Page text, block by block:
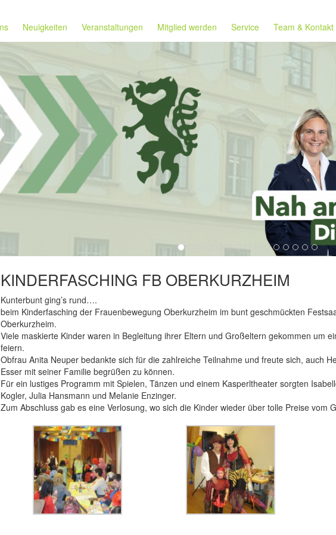
Neuigkeiten Veranstaltungen Mitglied werden Service Team & Kontakt
KINDERFASCHING FB OBERKURZHEIM
Kunterbunt ging’s rund….
beim Kinderfasching der Frauenbewegung Oberkurzheim im bunt geschmückten
Oberkurzheim.
Viele maskierte Kinder waren in Begleitung ihrer Eltern und Großeltern gekommen um
feiern.
Obfrau Anita Neuper bedankte sich für die zahlreiche Teilnahme und freute sich, auch
Esser mit seiner Familie begrüßen zu können.
Für ein lustiges Programm mit Spielen, Tänzen und einem Kasperltheater sorgten
Kogler, Julia Hansmann und Melanie Enzinger.
Zum Abschluss gab es eine Verlosung, wo sich die Kinder wieder über tolle Preise vom